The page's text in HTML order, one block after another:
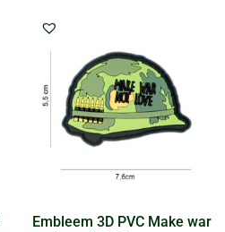
Embleem 3D PVC Make war